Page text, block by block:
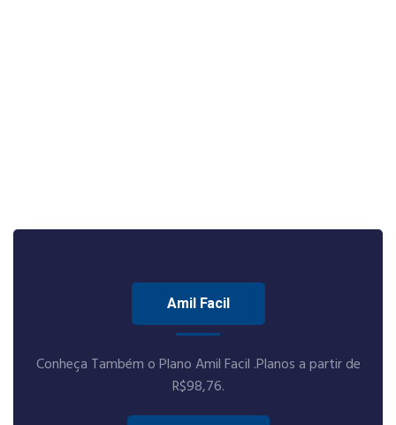
Amil Facil
Conheça Também o Plano Amil Facil .Planos a partir de
R$98,76.